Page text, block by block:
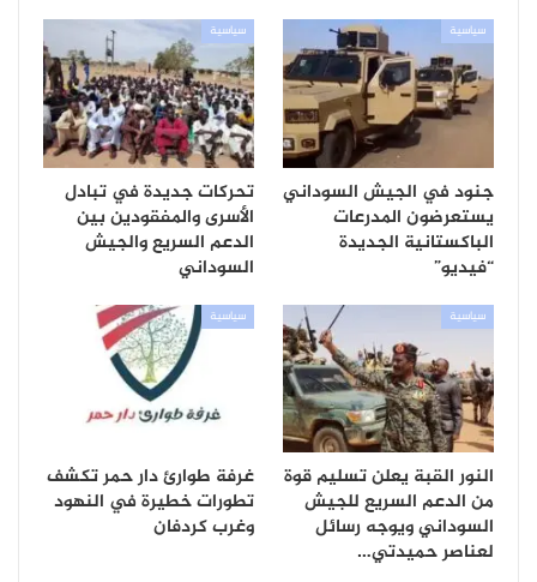
سياسية
جنود في الجيش السوداني
يستعرضون المدرعات
الباكستانية الجديدة
“فيديو”
سياسية
تحركات جديدة في تبادل
الأسرى والمفقودين بين
الدعم السريع والجيش
السوداني
سياسية
النور القبة يعلن تسليم قوة
من الدعم السريع للجيش
السوداني ويوجه رسائل
لعناصر حميدتي…
سياسية
غرفة طوارئ دار حمر تكشف
تطورات خطيرة في النهود
وغرب كردفان